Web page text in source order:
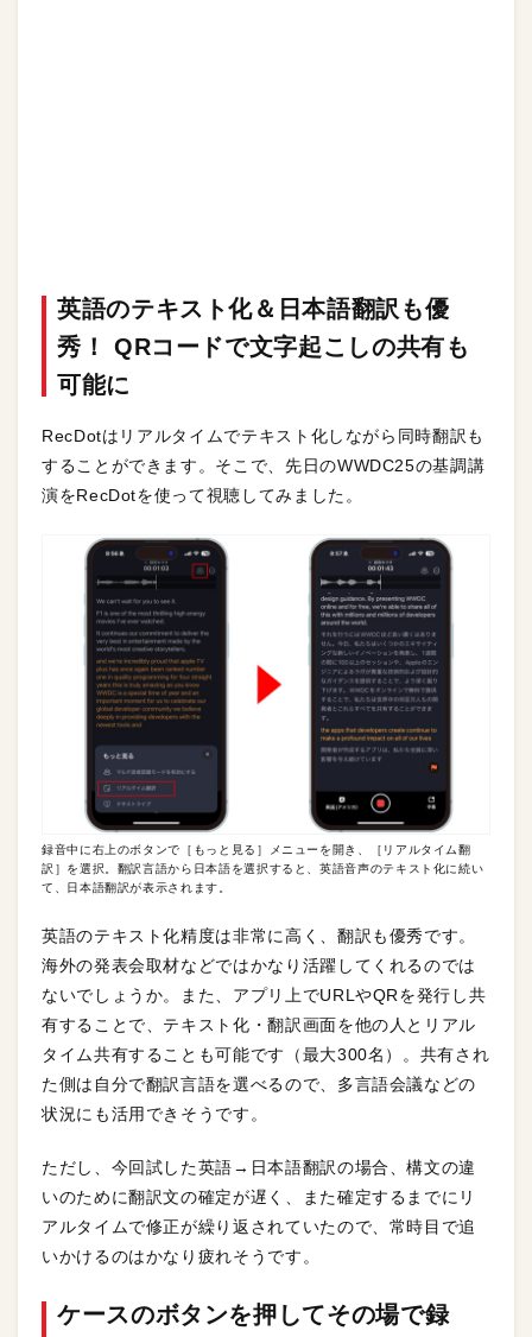
英語のテキスト化＆日本語翻訳も優
秀！ QRコードで文字起こしの共有も
可能に
RecDotはリアルタイムでテキスト化しながら同時翻訳も
することができます。そこで、先日のWWDC25の基調講
演をRecDotを使って視聴してみました。
録音中に右上のボタンで［もっと見る］メニューを開き、［リアルタイム翻
訳］を選択。翻訳言語から日本語を選択すると、英語音声のテキスト化に続い
て、日本語翻訳が表示されます。
英語のテキスト化精度は非常に高く、翻訳も優秀です。
海外の発表会取材などではかなり活躍してくれるのでは
ないでしょうか。また、アプリ上でURLやQRを発行し共
有することで、テキスト化・翻訳画面を他の人とリアル
タイム共有することも可能です（最大300名）。共有され
た側は自分で翻訳言語を選べるので、多言語会議などの
状況にも活用できそうです。
ただし、今回試した英語→日本語翻訳の場合、構文の違
いのために翻訳文の確定が遅く、また確定するまでにリ
アルタイムで修正が繰り返されていたので、常時目で追
いかけるのはかなり疲れそうです。
ケースのボタンを押してその場で録